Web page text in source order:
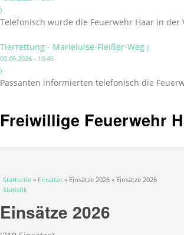
)
Telefonisch wurde die Feuerwehr Haar in
Tierrettung - Marieluise-Fleißer-Weg (
03.05.2026 - 10:45
)
Passanten informierten telefonisch die
Freiwillige Feuerwehr
Sie sind hier
Startseite » Einsätze » Einsätze 2026 » Einsätze 2026
Statistik
Einsätze 2026